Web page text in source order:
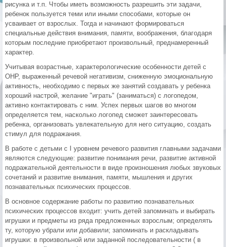
рисунка и т.п. Чтобы иметь возможность разрешить эти задачи,
ребенок пользуется теми или иными способами, которые он
усваивает от взрослых. Тогда и начинают формироваться
специальные действия внимания, памяти, воображения, благодаря
которым последние приобретают произвольный, преднамеренный
характер.
Учитывая возрастные, характерологические особенности детей с
ОНР, выраженный речевой негативизм, сниженную эмоциональную
активность, необходимо с первых же занятий создавать у ребенка
хороший настрой, желание "играть" (заниматься) с логопедом,
активно контактировать с ним. Успех первых шагов во многом
определяется тем, насколько логопед сможет заинтересовать
ребенка, организовать увлекательную для него ситуацию, создать
стимул для подражания.
В работе с детьми с I уровнем речевого развития главными задачами
являются следующие: развитие понимания речи, развитие активной
подражательной деятельности в виде произношения любых звуковых
сочетаний и развитие внимания, памяти, мышления и других
познавательных психических процессов.
В основное содержание работы по развитию познавательных
психических процессов входит: учить детей запоминать и выбирать
игрушки и предметы из ряда предложенных взрослым; определять
ту, которую убрали или добавили; запоминать и раскладывать
игрушки: в произвольной или заданной последовательности ( в